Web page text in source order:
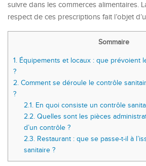
suivre dans les commerces alimentaires.
respect de ces prescriptions fait l’objet
Sommaire
1. Équipements et locaux : que prévoient
?
2. Comment se déroule le contrôle
?
2.1. En quoi consiste un contrôle
2.2. Quelles sont les pièces
d’un contrôle ?
2.3. Restaurant : que se passe-t-il à
sanitaire ?